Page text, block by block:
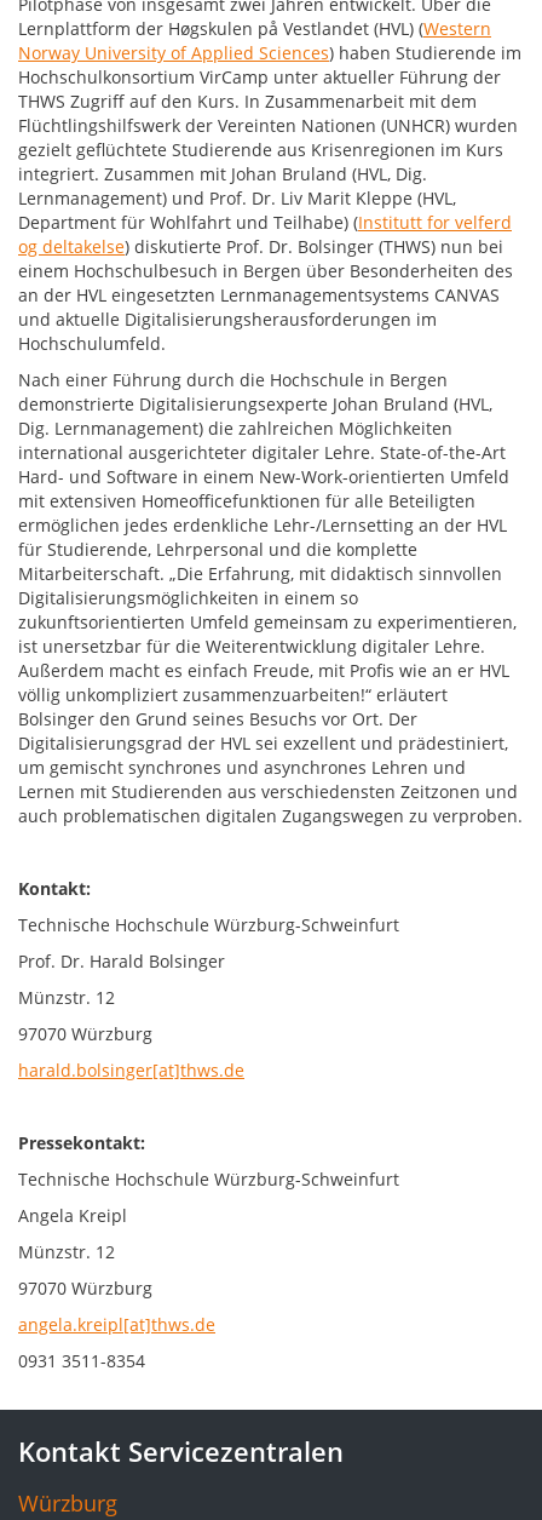
Lernplattform der Høgskulen på Vestlandet (HVL) (Western
Norway University of Applied Sciences) haben Studierende im
Hochschulkonsortium VirCamp unter aktueller Führung der
THWS Zugriff auf den Kurs. In Zusammenarbeit mit dem
Flüchtlingshilfswerk der Vereinten Nationen (UNHCR) wurden
gezielt geflüchtete Studierende aus Krisenregionen im Kurs
integriert. Zusammen mit Johan Bruland (HVL, Dig.
Lernmanagement) und Prof. Dr. Liv Marit Kleppe (HVL,
Department für Wohlfahrt und Teilhabe) (Institutt for velferd
og deltakelse) diskutierte Prof. Dr. Bolsinger (THWS) nun bei
einem Hochschulbesuch in Bergen über Besonderheiten des
an der HVL eingesetzten Lernmanagementsystems CANVAS
und aktuelle Digitalisierungsherausforderungen im
Hochschulumfeld.
Nach einer Führung durch die Hochschule in Bergen
demonstrierte Digitalisierungsexperte Johan Bruland (HVL,
Dig. Lernmanagement) die zahlreichen Möglichkeiten
international ausgerichteter digitaler Lehre. State-of-the-Art
Hard- und Software in einem New-Work-orientierten Umfeld
mit extensiven Homeofficefunktionen für alle Beteiligten
ermöglichen jedes erdenkliche Lehr-/Lernsetting an der HVL
für Studierende, Lehrpersonal und die komplette
Mitarbeiterschaft. „Die Erfahrung, mit didaktisch sinnvollen
Digitalisierungsmöglichkeiten in einem so
zukunftsorientierten Umfeld gemeinsam zu experimentieren,
ist unersetzbar für die Weiterentwicklung digitaler Lehre.
Außerdem macht es einfach Freude, mit Profis wie an er HVL
völlig unkompliziert zusammenzuarbeiten!“ erläutert
Bolsinger den Grund seines Besuchs vor Ort. Der
Digitalisierungsgrad der HVL sei exzellent und prädestiniert,
um gemischt synchrones und asynchrones Lehren und
Lernen mit Studierenden aus verschiedensten Zeitzonen und
auch problematischen digitalen Zugangswegen zu verproben.
Kontakt:
Technische Hochschule Würzburg-Schweinfurt
Prof. Dr. Harald Bolsinger
Münzstr. 12
97070 Würzburg
harald.bolsinger[at]thws.de
Pressekontakt:
Technische Hochschule Würzburg-Schweinfurt
Angela Kreipl
Münzstr. 12
97070 Würzburg
angela.kreipl[at]thws.de
0931 3511-8354
Kontakt Servicezentralen
Würzburg